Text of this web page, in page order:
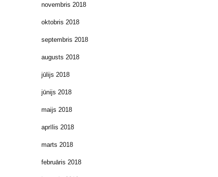
novembris 2018
oktobris 2018
septembris 2018
augusts 2018
jūlijs 2018
jūnijs 2018
maijs 2018
aprīlis 2018
marts 2018
februāris 2018